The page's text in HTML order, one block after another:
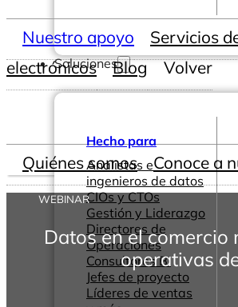
Soluciones
Hecho para
Analistas e
ingenieros de datos
CIOs y CTOs
Gestión y Liderazgo
Directores de
Operaciones
Consultores BI
Jefes de proyecto
Líderes de ventas
Nuestro apoyo
Servicios
electrónicos
Blog Volver
Quiénes somos Conoce a
WEBINAR
Datos en el
operativas